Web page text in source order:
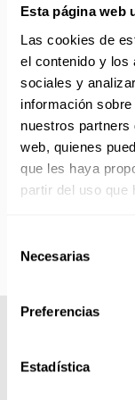
Esta página web
Las cookies de
el contenido y los
sociales y
información
nuestros
web, quienes
que les haya
partir del uso que
Necesarias
Preferencias
Estadística
No realizamos
Reanudamos
con
Si adquieres
Los productos
partir de la fecha
IMPORTANTE
bordados y
reanudan las